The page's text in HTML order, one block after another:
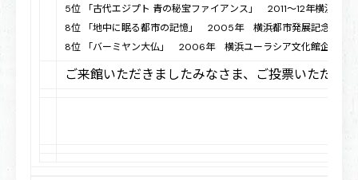
5位 「古代エジプト 青の秘宝ファイアンス」 2011〜12年横浜ユ
8位 「地中に眠る都市の記憶」 2005年 横浜都市発展記念館企
8位 「バーミヤン大仏」 2006年 横浜ユーラシア文化館企画展
ご来館いただきましたみなさま、ご投票いただき